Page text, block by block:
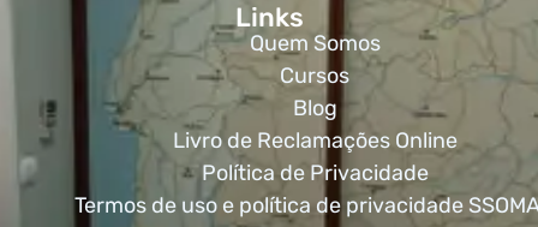
Links
Quem Somos
Cursos
Blog
Livro de Reclamações Online
Política de Privacidade
Termos de uso e política de privacidade